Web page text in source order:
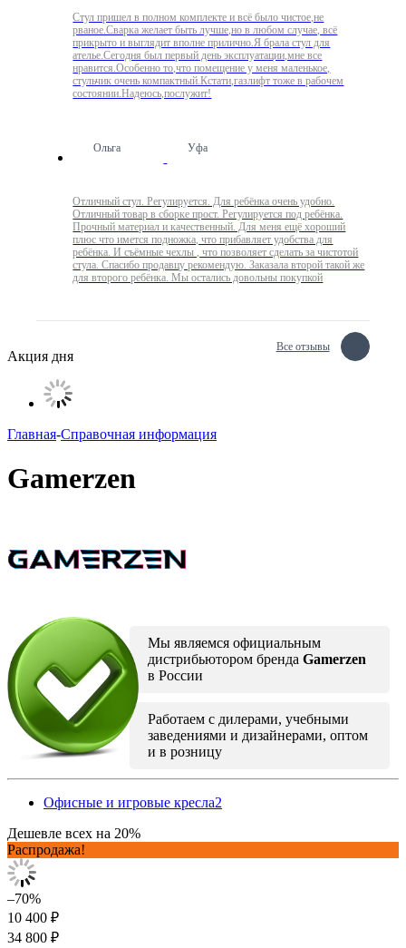
Стул пришел в полном комплекте и всё было чистое,не
рваное.Сварка желает быть лучше,но в любом случае, всё
прикрыто и выглядит вполне прилично.Я брала стул для
ателье.Сегодня был первый день эксплуатации,мне все
нравится.Особенно то,что помещение у меня маленькое,
стульчик очень компактный.Кстати,газлифт тоже в рабочем
состоянии.Надеюсь,послужит!
Ольга Уфа
Отличный стул. Регулируется. Для ребёнка очень удобно.
Отличный товар в сборке прост. Регулируется под ребёнка.
Прочный материал и качественный. Для меня ещё хороший
плюс что имется подножка, что прибавляет удобства для
ребёнка. И съёмные чехлы , что позволяет сделать за чистотой
стула. Спасибо продавцу рекомендую. Заказала второй такой же
для второго ребёнка. Мы остались довольны покупкой
Все отзывы
Акция дня
Главная-Справочная информация
Gamerzen
Мы являемся официальным
дистрибьютором бренда Gamerzen
в России
Работаем с дилерами, учебными
заведениями и дизайнерами, оптом
и в розницу
Офисные и игровые кресла2
Дешевле всех на 20%
Распродажа!
–70%
10 400 ₽
34 800 ₽